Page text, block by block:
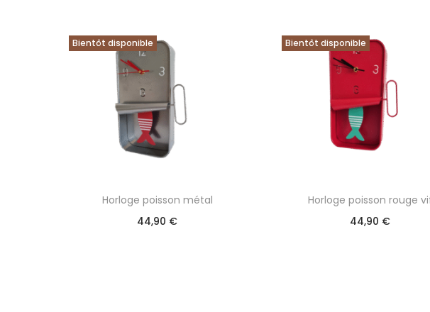
Bientôt disponible
Horloge poisson métal
44,90 €
Bientôt disponible
Horloge poisson rouge
44,90 €